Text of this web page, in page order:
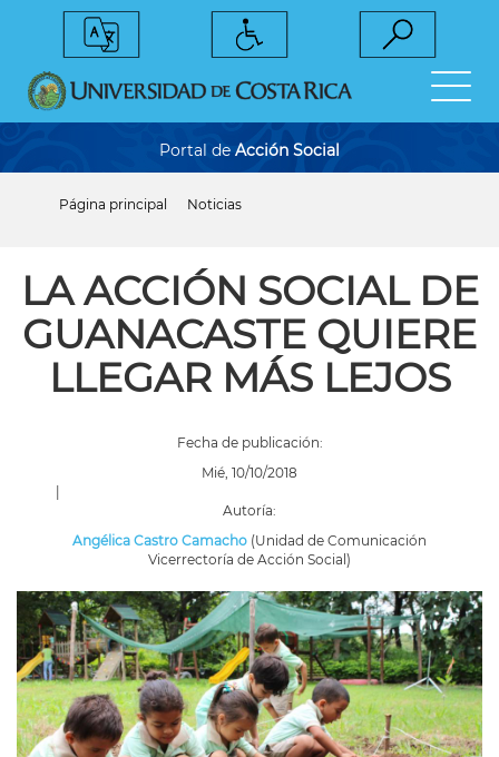
Portal de Acción Social
ayuda
la
navegación
Página principal Noticias
LA ACCIÓN SOCIAL DE
GUANACASTE QUIERE
LLEGAR MÁS LEJOS
Fecha de publicación:
Mié, 10/10/2018
|
Autoría:
Angélica Castro Camacho (Unidad de Comunicación
Vicerrectoría de Acción Social)